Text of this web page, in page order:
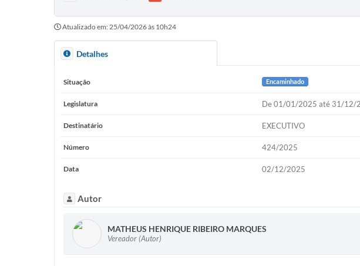
Atualizado em: 25/04/2026 às 10h24
Detalhes
Situação Encaminhado
Legislatura De 01/01/2025 até 31/12/
Destinatário EXECUTIVO
Número 424/2025
Data 02/12/2025
Autor
MATHEUS HENRIQUE RIBEIRO MARQUES
Vereador (Autor)